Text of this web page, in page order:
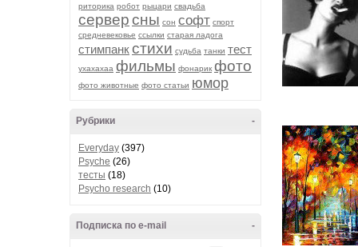
риторика робот рыцари свадьба
серверсны сон софт спорт
средневековье ссылки старая ладога
стимпанкстихи судьба танки тест
ухахахаа фильмы фонарик фото
фото животные фото статьи юмор
-
Рубрики
Everyday (397)
Psyche (26)
тесты (18)
Psycho research (10)
-
Подписка по e-mail